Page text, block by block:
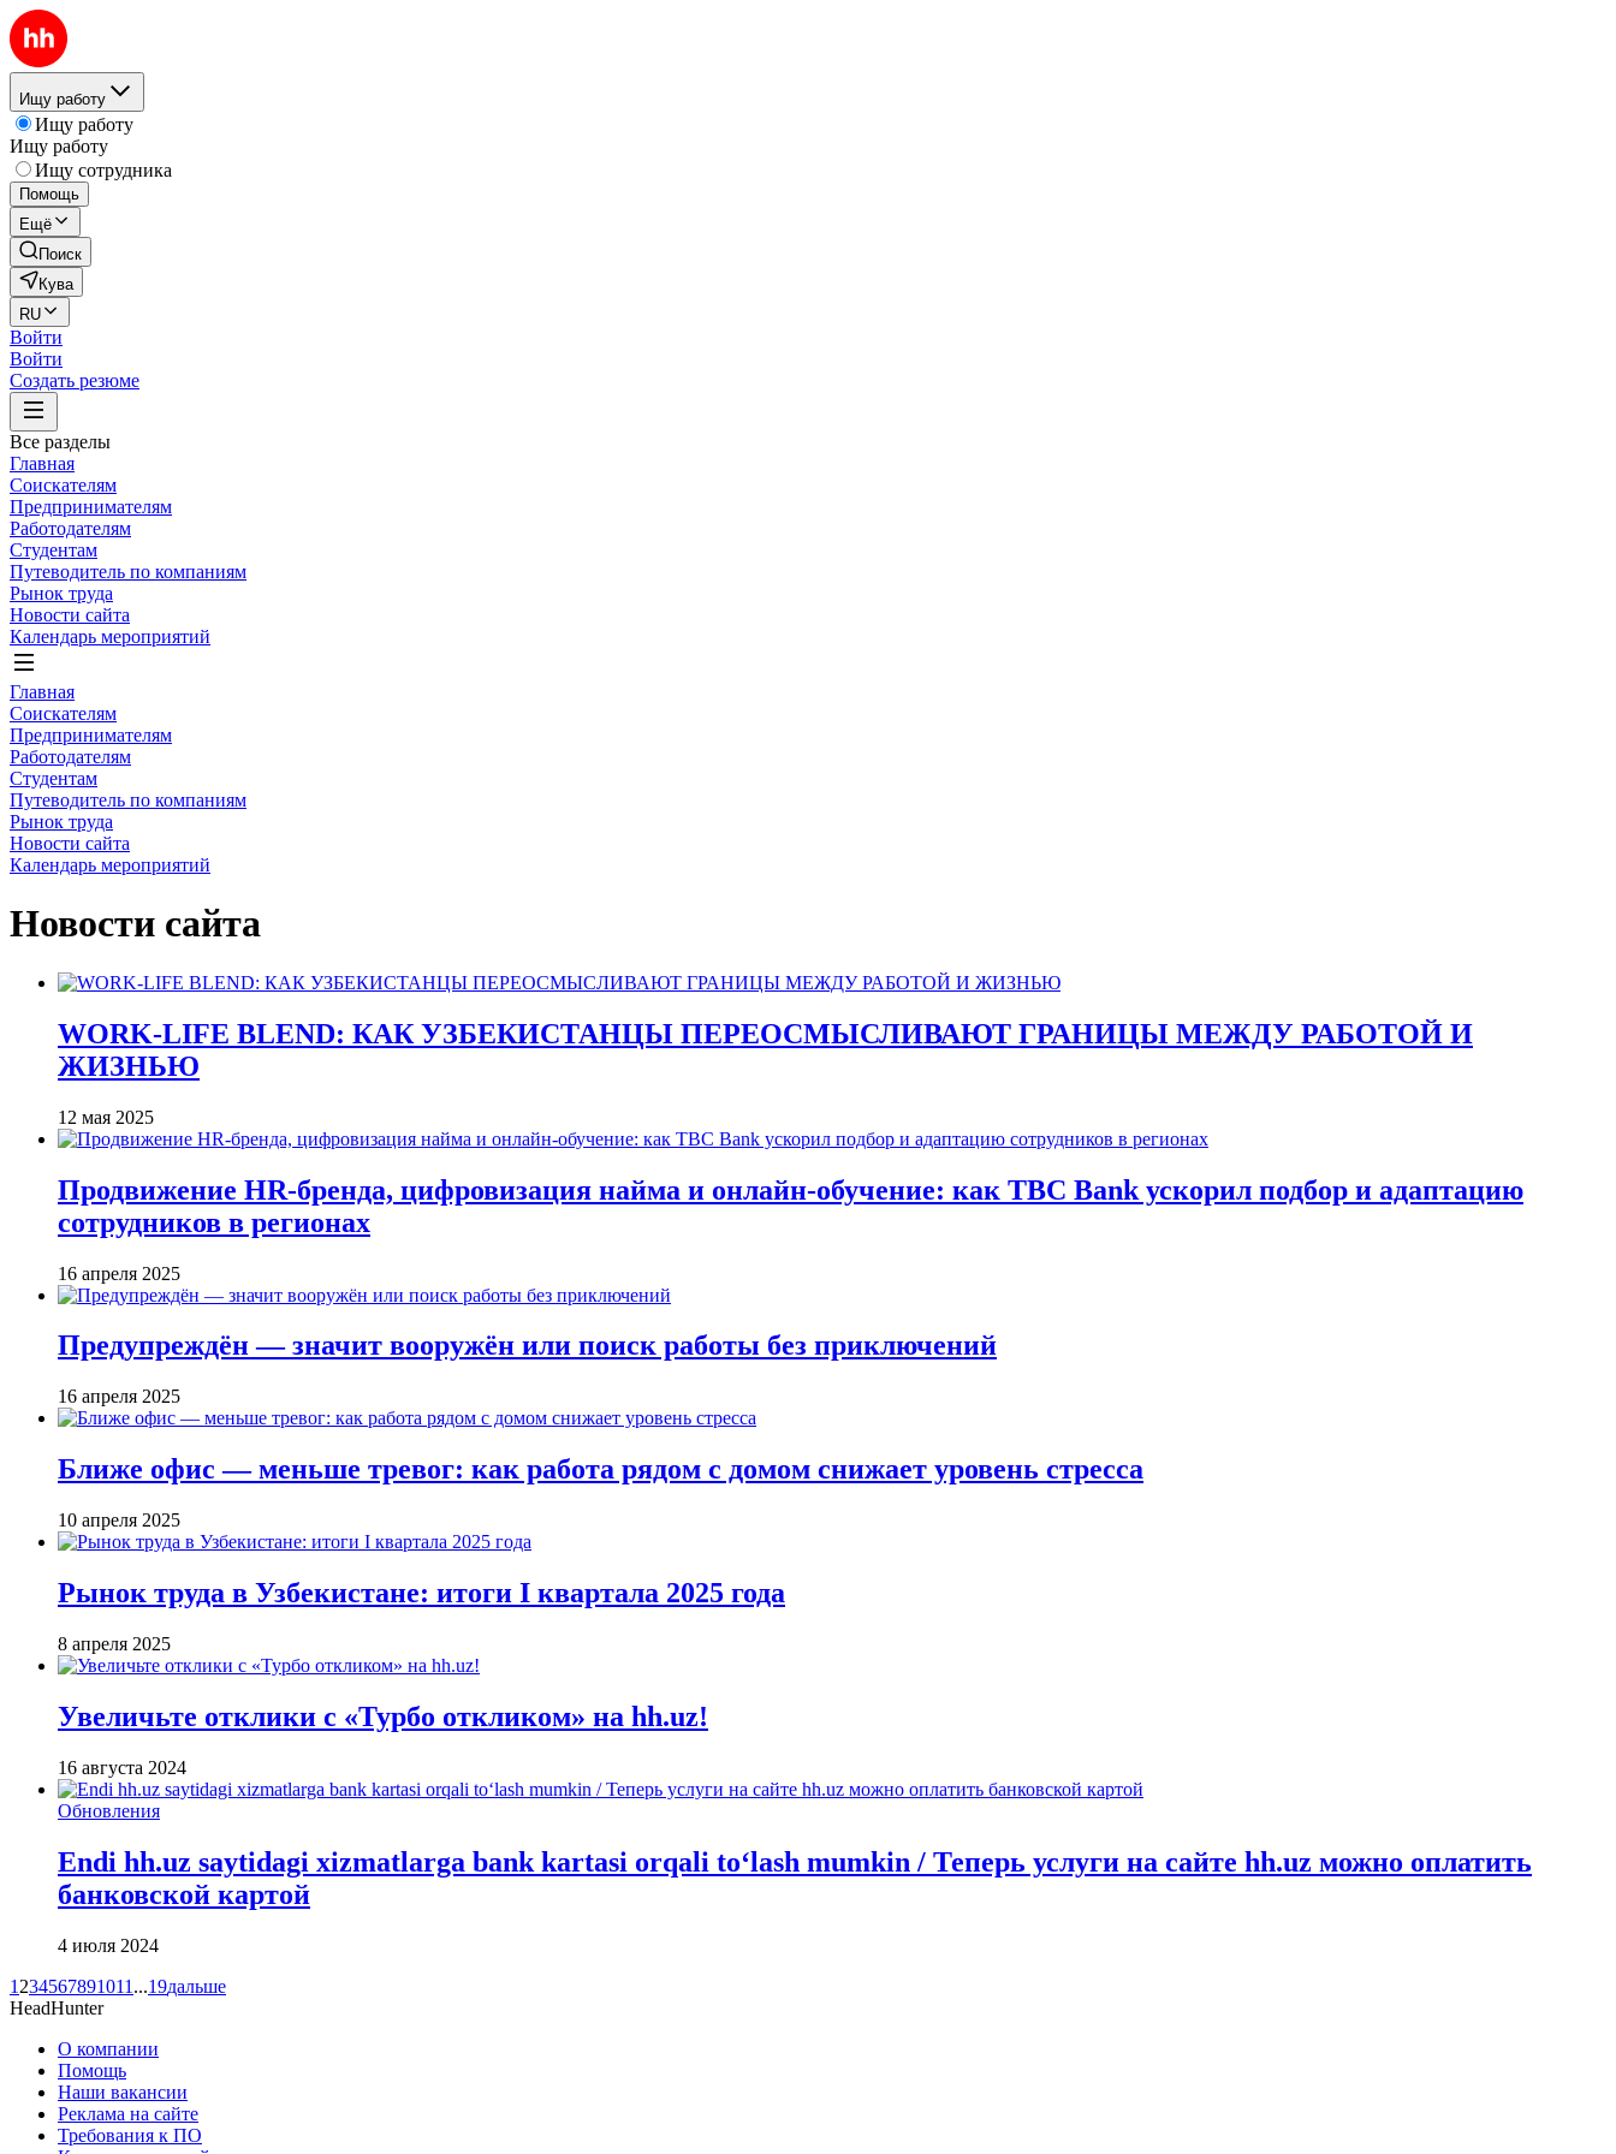
Ищу работу
Ищу работу
Ищу работу
Ищу сотрудника
Помощь
Ещё
Поиск
Кува
RU
Войти
Войти
Создать резюме
Все разделы
Главная
Соискателям
Предпринимателям
Работодателям
Студентам
Путеводитель по компаниям
Рынок труда
Новости сайта
Календарь мероприятий
Главная
Соискателям
Предпринимателям
Работодателям
Студентам
Путеводитель по компаниям
Рынок труда
Новости сайта
Календарь мероприятий
Новости сайта
WORK-LIFE BLEND: КАК УЗБЕКИСТАНЦЫ ПЕРЕОСМЫСЛИВАЮТ ГРАНИЦЫ МЕЖДУ РАБОТОЙ И
ЖИЗНЬЮ
12 мая 2025
Продвижение HR-бренда, цифровизация найма и онлайн-обучение: как TBC Bank ускорил подбор и адаптацию
сотрудников в регионах
16 апреля 2025
Предупреждён — значит вооружён или поиск работы без приключений
16 апреля 2025
Ближе офис — меньше тревог: как работа рядом с домом снижает уровень стресса
10 апреля 2025
Рынок труда в Узбекистане: итоги I квартала 2025 года
8 апреля 2025
Увеличьте отклики с «Турбо откликом» на hh.uz!
16 августа 2024
Обновления
Endi hh.uz saytidagi xizmatlarga bank kartasi orqali to‘lash mumkin / Теперь услуги на сайте hh.uz можно оплатить
банковской картой
4 июля 2024
1 234567891011 ...19дальше
HeadHunter
О компании
Помощь
Наши вакансии
Реклама на сайте
Требования к ПО